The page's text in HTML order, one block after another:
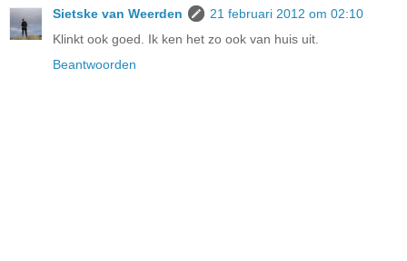
Sietske van Weerden
21 februari 2012 om 02:10
Klinkt ook goed. Ik ken het zo ook van huis uit.
Beantwoorden